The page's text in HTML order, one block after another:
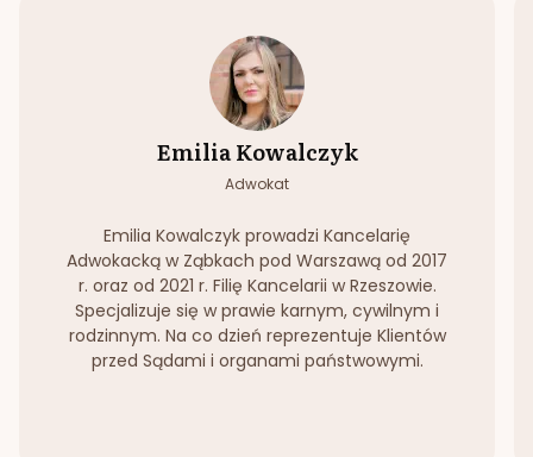
Emilia Kowalczyk
Adwokat
Emilia Kowalczyk prowadzi Kancelarię
Adwokacką w Ząbkach pod Warszawą od 2017
r. oraz od 2021 r. Filię Kancelarii w Rzeszowie.
Specjalizuje się w prawie karnym, cywilnym i
rodzinnym. Na co dzień reprezentuje Klientów
przed Sądami i organami państwowymi.